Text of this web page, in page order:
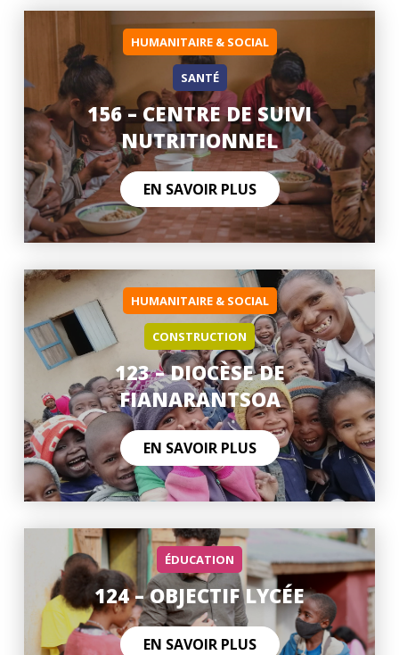
HUMANITAIRE & SOCIAL
SANTÉ
156 – CENTRE DE SUIVI
NUTRITIONNEL
EN SAVOIR PLUS
HUMANITAIRE & SOCIAL
CONSTRUCTION
123 – DIOCÈSE DE
FIANARANTSOA
EN SAVOIR PLUS
ÉDUCATION
124 – OBJECTIF LYCÉE
EN SAVOIR PLUS